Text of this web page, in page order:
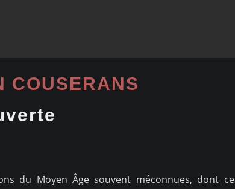
COUSERANS
du Moyen Âge souvent méconnues, dont